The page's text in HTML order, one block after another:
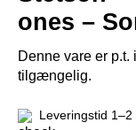
ones –
Denne vare er
tilgængelig.
Leveringstid